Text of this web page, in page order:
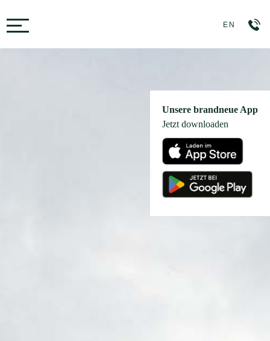
EN
Unsere brandneue App
Jetzt downloaden